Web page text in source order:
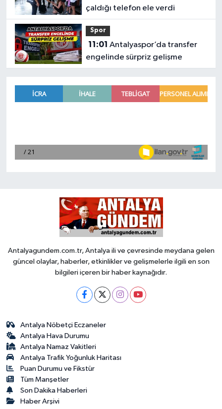
çaldığı telefon ele verdi
Spor
11:01
engelinde sürpriz gelişme
Antalyagundem.com.tr, Antalya ili ve çevresinde meydana gelen
güncel olaylar, haberler, etkinlikler ve gelişmelerle ilgili en son
bilgileri içeren bir haber kaynağıdır.
Antalya Nöbetçi Eczaneler
Antalya Hava Durumu
Antalya Namaz Vakitleri
Antalya Trafik Yoğunluk Haritası
Puan Durumu ve Fikstür
Tüm Manşetler
Son Dakika Haberleri
Haber Arşivi